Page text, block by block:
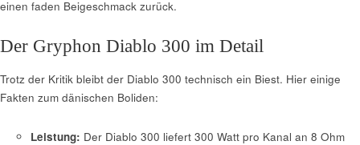
einen faden Beigeschmack zurück.
Der Gryphon Diablo 300 im Detail
Trotz der Kritik bleibt der Diablo 300 technisch ein Biest. Hier einige
Fakten zum dänischen Boliden:
Leistung: Der Diablo 300 liefert 300 Watt pro Kanal an 8 Ohm